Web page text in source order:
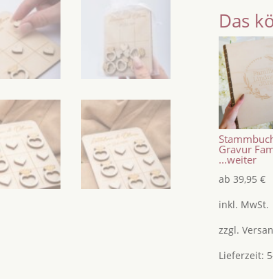
für
/
zur
Hochzeit
/
Geschenk
für
Brautpaar
/
für
Gäste
Das
Gravur
...weiter
ab39,95€
inkl. MwSt.
zzgl.
Lieferzeit: